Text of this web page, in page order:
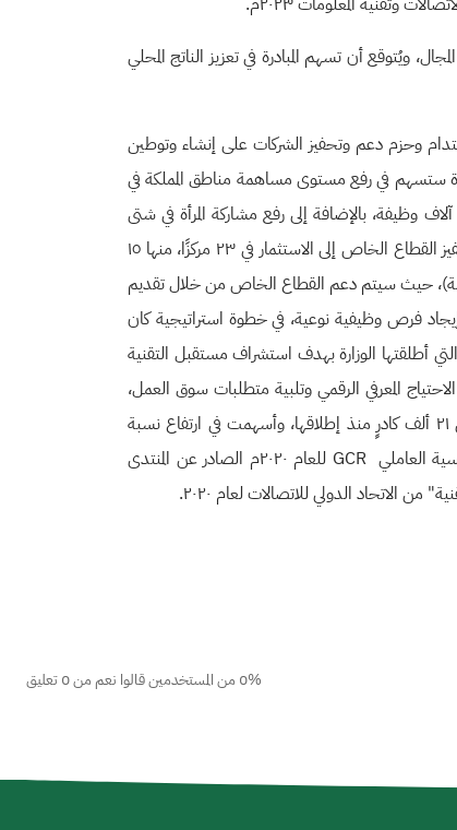
ويُتوقع أن تسهم المبادرة في تعزيز الناتج المحلي
وحزم دعم وتحفيز الشركات على إنشاء وتوطين
ستسهم في رفع مستوى مساهمة مناطق المملكة في
الناتج المحلي بتحقيق عائد تراكمي يتجاوز مليار ريال بحلول العام ٢٠٢٥، وإيجاد نماذج أعمال وفرص عمل نوعية مباشرة وغير مباشرة تتجاوز ٥ آلاف وظيفة، بالإضافة إلى رفع مشاركة المرأة في شتى
المناطق، وتوفير الخدمات التقنية بتكلفة أقل من خلال محتوى محلي مستدام. وأكد الدكتور أحمد أن المبادرة في مرحلتها الأولى تعمل على تحفيز القطاع الخاص إلى الاستثمار في ٢٣ مركزًا، منها ١٥
المنورة ومكة المكرمة)، حيث سيتم دعم القطاع الخاص من خلال تقديم
فرص وظيفية نوعية، في خطوة استراتيجية كان
أطلقتها الوزارة بهدف استشراف مستقبل التقنية
المعرفي الرقمي وتلبية متطلبات سوق العمل،
كاشفاً عن أن المبادرة استطاعت تدريب أكثر من ٤١ ألف كادر وطني في مجالات نوعية في مجال الاتصالات وتقنية المعلومات، وتوظيف أكثر من ٢١ ألف كادرٍ منذ إطلاقها، وأسهمت في ارتفاع نسبة
التوطين إلى ما نسبته ٥٦٪، ونسبة مشاركة المرأة لتصل إلى ٢٤.٧٪ وساهمت هذه العوامل في تحقيق المملكة تقدمًا ملحوظاً في تقرير التنافسية العاملي GCR للعام ٢٠٢٠م الصادر عن المنتدى
0% من المستخدمين قالوا نعم من 0 تعليق